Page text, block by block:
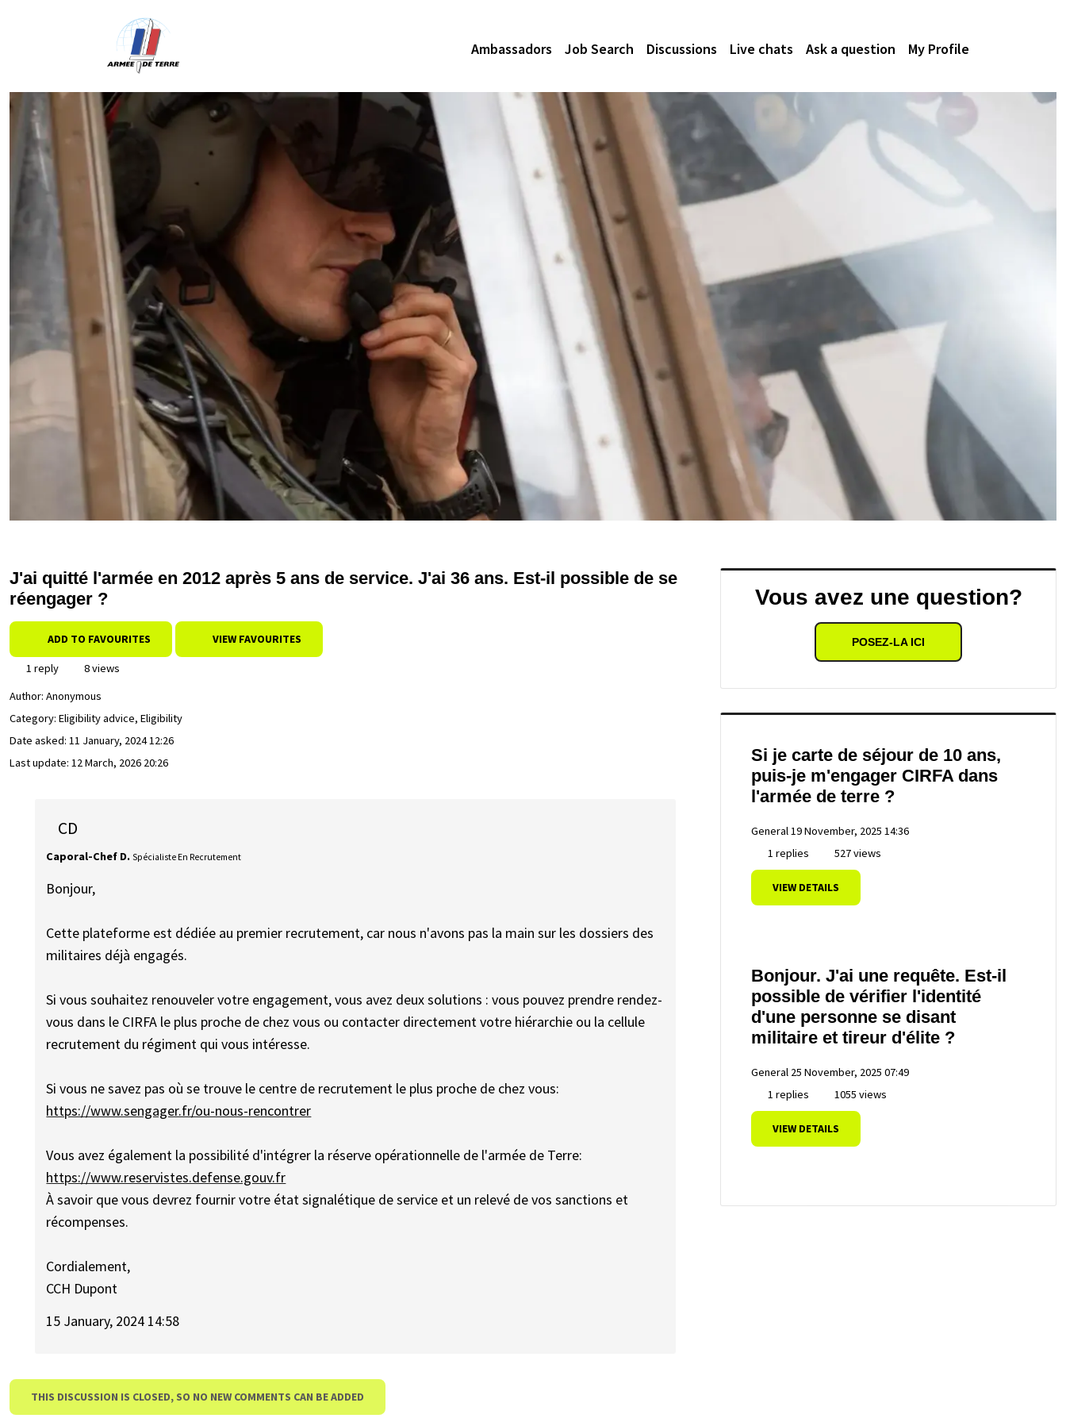
Ambassadors Job Search Discussions Live chats Ask a question My Profile
J'ai quitté l'armée en 2012 après 5 ans de service. J'ai 36 ans. Est-il possible de se
réengager ?
ADD TO FAVOURITES VIEW FAVOURITES
1 reply
8 views
Author: Anonymous
Category: Eligibility advice, Eligibility
Date asked: 11 January, 2024 12:26
Last update: 12 March, 2026 20:26
CD
Caporal-Chef D. Spécialiste En Recrutement
Bonjour,
Cette plateforme est dédiée au premier recrutement, car nous n'avons pas la main sur les dossiers des
militaires déjà engagés.
Si vous souhaitez renouveler votre engagement, vous avez deux solutions : vous pouvez prendre rendez-
vous dans le CIRFA le plus proche de chez vous ou contacter directement votre hiérarchie ou la cellule
recrutement du régiment qui vous intéresse.
Si vous ne savez pas où se trouve le centre de recrutement le plus proche de chez vous:
https://www.sengager.fr/ou-nous-rencontrer
Vous avez également la possibilité d'intégrer la réserve opérationnelle de l'armée de Terre:
https://www.reservistes.defense.gouv.fr
À savoir que vous devrez fournir votre état signalétique de service et un relevé de vos sanctions et
récompenses.
Cordialement,
CCH Dupont
15 January, 2024 14:58
THIS DISCUSSION IS CLOSED, SO NO NEW COMMENTS CAN BE ADDED
Vous avez une question?
POSEZ-LA ICI
Si je carte de séjour de 10 ans,
puis-je m'engager CIRFA dans
l'armée de terre ?
General19 November, 2025 14:36
1 replies
527 views
VIEW DETAILS
Bonjour. J'ai une requête. Est-il
possible de vérifier l'identité
d'une personne se disant
militaire et tireur d'élite ?
General 25 November, 2025 07:49
1 replies
1055 views
VIEW DETAILS